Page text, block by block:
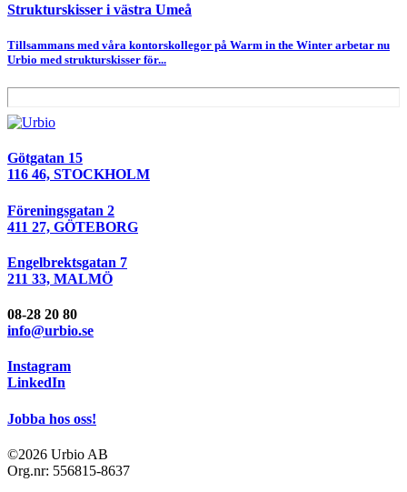
Strukturskisser i västra Umeå
Tillsammans med våra kontorskollegor på Warm in the Winter arbetar nu
Urbio med strukturskisser för...
Götgatan 15
116 46, STOCKHOLM
Föreningsgatan 2
411 27, GÖTEBORG
Engelbrektsgatan 7
211 33, MALMÖ
08-28 20 80
info@urbio.se
Instagram
LinkedIn
Jobba hos oss!
©2026 Urbio AB
Org.nr: 556815-8637